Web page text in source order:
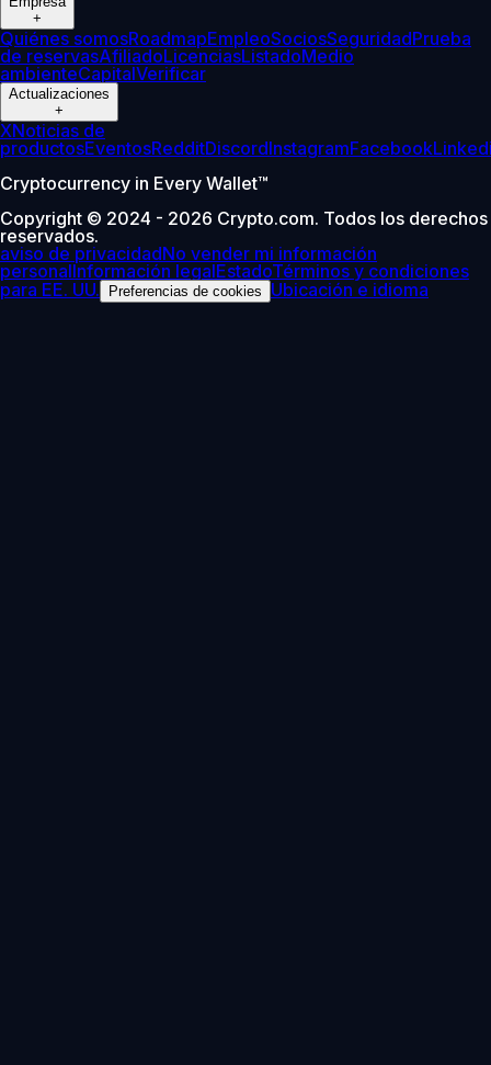
+
Quiénes somosRoadmapEmpleoSociosSeguridadPrueba
de reservasAfiliadoLicenciasListadoMedio
ambienteCapitalVerificar
Actualizaciones
+
XNoticias de
productosEventosRedditDiscordInstagramFacebook
Cryptocurrency in Every Wallet™
Copyright © 2024 - 2026 Crypto.com. Todos los derechos
reservados.
aviso de privacidadNo vender mi información
personalInformación legalEstadoTérminos y condiciones
para EE. UU.
Preferencias de cookies Ubicación e idioma